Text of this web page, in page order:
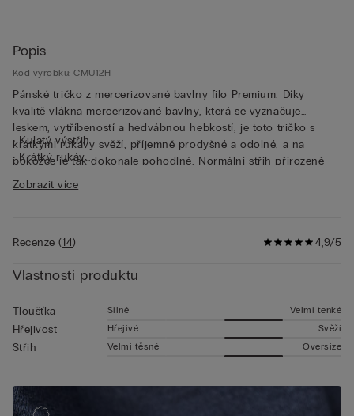
Popis
Kód výrobku: CMU12H
Pánské tričko z mercerizované bavlny filo Premium. Díky
kvalitě vlákna mercerizované bavlny, která se vyznačuje
leskem, vytříbeností a hedvábnou hebkostí, je toto tričko s
krátkými rukávy svěží, příjemně prodyšné a odolné, a na
pokožce je tak dokonale pohodlné. Normální střih přirozeně
kopíruje tvar těla. Toto tričko z mercerizované bavlny, určené
pro ty, kdo hledají kvalitu a funkčnost, spojuje eleganci s
sako pro upravený a pohodlný vzhled.
• Kulatý výstřih
• Krátký rukáv
• Model je vysoký 185 cm a má na sobě velikost L
Zobrazit více
4,9/5
Recenze(14)
Vlastnosti produktu
Tloušťka Silné Velmi tenké
Hřejivost Hřejivé Svěží
Střih Velmi těsné Oversize